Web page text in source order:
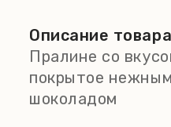
Описание
Пралине со
покрытое
шоколадом